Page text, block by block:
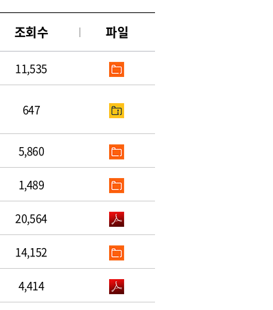
조회수 파일
11,535
647
5,860
1,489
20,564
14,152
4,414